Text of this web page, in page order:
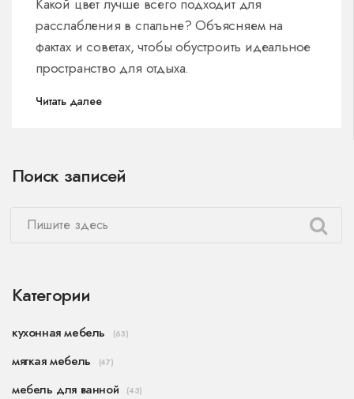
Какой цвет лучше всего подходит для
расслабления в спальне? Объясняем на
фактах и советах, чтобы обустроить идеальное
пространство для отдыха.
Читать далее
Поиск записей
Категории
кухонная мебель (63)
мягкая мебель (47)
мебель для ванной (43)